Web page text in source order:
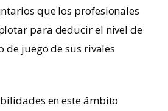
que los profesionales
para deducir el nivel de
de juego de sus rivales
en este ámbito